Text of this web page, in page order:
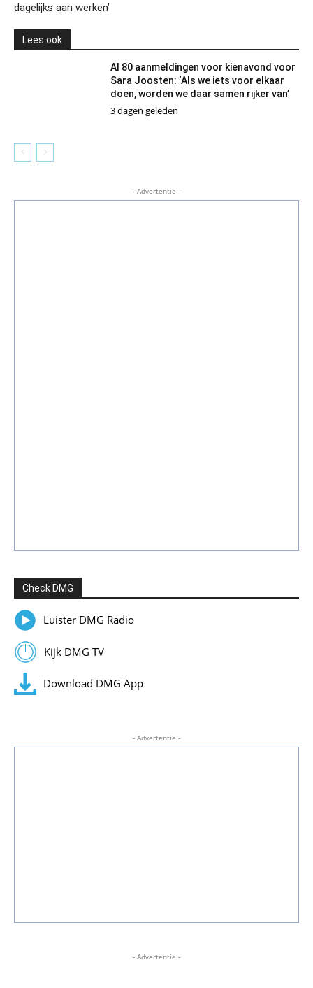
dagelijks aan werken’
Lees ook
Al 80 aanmeldingen voor kienavond voor
Sara Joosten: ‘Als we iets voor elkaar
doen, worden we daar samen rijker van’
3 dagen geleden
- Advertentie -
Check DMG
Luister DMG Radio
Kijk DMG TV
Download DMG App
- Advertentie -
- Advertentie -